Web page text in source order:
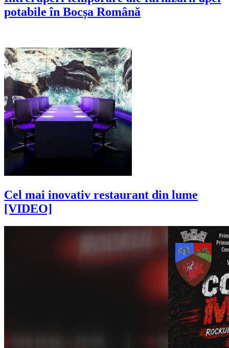
potabile în Bocșa Română
Cel mai inovativ restaurant din lume
[VIDEO]